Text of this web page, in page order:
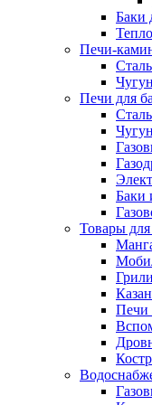
Баки
Печи-
Печи для
Баки
Товары
Грили
Печи